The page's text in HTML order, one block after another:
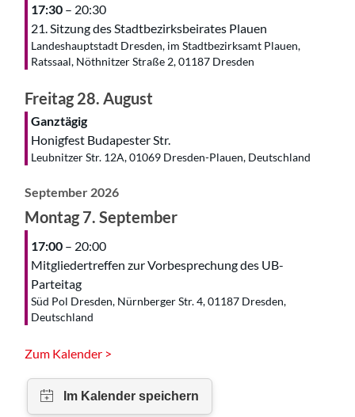
17:30 – 20:30
21. Sitzung des Stadtbezirksbeirates Plauen
Landeshauptstadt Dresden, im Stadtbezirksamt Plauen,
Ratssaal, Nöthnitzer Straße 2, 01187 Dresden
Freitag28. August
Ganztägig
Honigfest Budapester Str.
Leubnitzer Str. 12A, 01069 Dresden-Plauen, Deutschland
September 2026
Montag7. September
17:00 – 20:00
Mitgliedertreffen zur Vorbesprechung des UB-
Parteitag
Süd Pol Dresden, Nürnberger Str. 4, 01187 Dresden,
Deutschland
Zum Kalender >